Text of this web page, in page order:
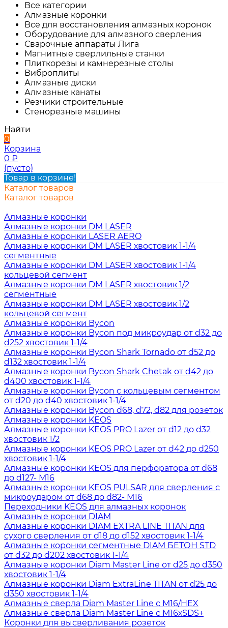
Все категории
Алмазные коронки
Все для восстановления алмазных коронок
Оборудование для алмазного сверления
Сварочные аппараты Лига
Магнитные сверлильные станки
Плиткорезы и камнерезные столы
Виброплиты
Алмазные диски
Алмазные канаты
Резчики строительные
Стенорезные машины
Найти
0
Корзина
0 ₽
(пусто)
Товар в корзине!
Каталог товаров
Каталог товаров
Алмазные коронки
Алмазные коронки DM LASER
Алмазные коронки LASER AERO
Алмазные коронки DM LASER хвостовик 1-1/4
сегментные
Алмазные коронки DM LASER хвостовик 1-1/4
кольцевой сегмент
Алмазные коронки DM LASER хвостовик 1/2
сегментные
Алмазные коронки DM LASER хвостовик 1/2
кольцевой сегмент
Алмазные коронки Bycon
Алмазные коронки Bycon под микроудар от d32 до
d252 хвостовик 1-1/4
Алмазные коронки Bycon Shark Tornado от d52 до
d132 хвостовик 1-1/4
Алмазные коронки Bycon Shark Chetak от d42 до
d400 хвостовик 1-1/4
Алмазные коронки Bycon с кольцевым сегментом
от d20 до d40 хвостовик 1-1/4
Алмазные коронки Bycon d68, d72, d82 для розеток
Алмазные коронки KEOS
Алмазные коронки KEOS PRO Lazer от d12 до d32
хвостовик 1/2
Алмазные коронки KEOS PRO Lazer от d42 до d250
хвостовик 1-1/4
Алмазные коронки KEOS для перфоратора от d68
до d127- М16
Алмазные коронки KEOS PULSAR для сверления с
микроударом от d68 до d82- М16
Переходники KEOS для алмазных коронок
Алмазные коронки DIAM
Алмазные коронки DIAM EXTRA LINE TITAN для
сухого сверления от d18 до d152 хвостовик 1-1/4
Алмазные коронки сегментные DIAM БЕТОН STD
от d32 до d202 хвостовик 1-1/4
Алмазные коронки Diam Master Line от d25 до d350
хвостовик 1-1/4
Алмазные коронки Diam ExtraLine ТITAN от d25 до
d350 хвостовик 1-1/4
Алмазные сверла Diam Master Line с М16/HEX
Алмазные сверла Diam Master Line с М16хSDS+
Коронки для высверливания розеток